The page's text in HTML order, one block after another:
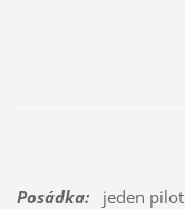
Posádka:jeden pilot